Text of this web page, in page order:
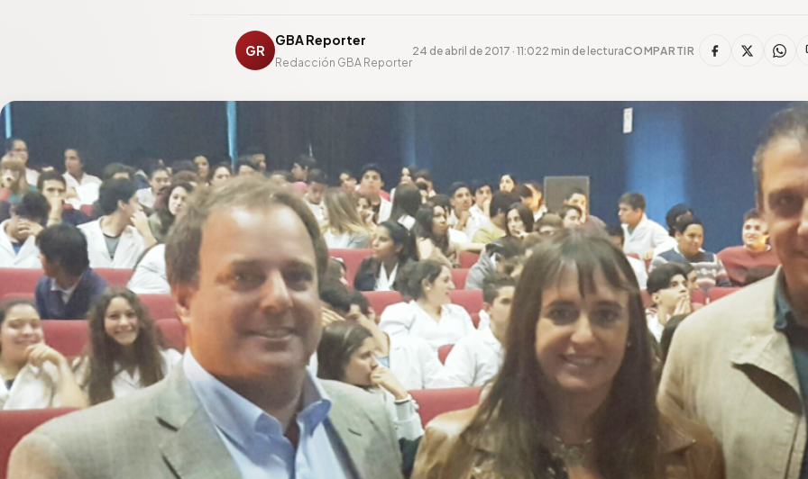
GR
GBA Reporter
Redacción GBA Reporter
24 de abril de 2017 · 11:022 min de lecturaCOMPARTIR